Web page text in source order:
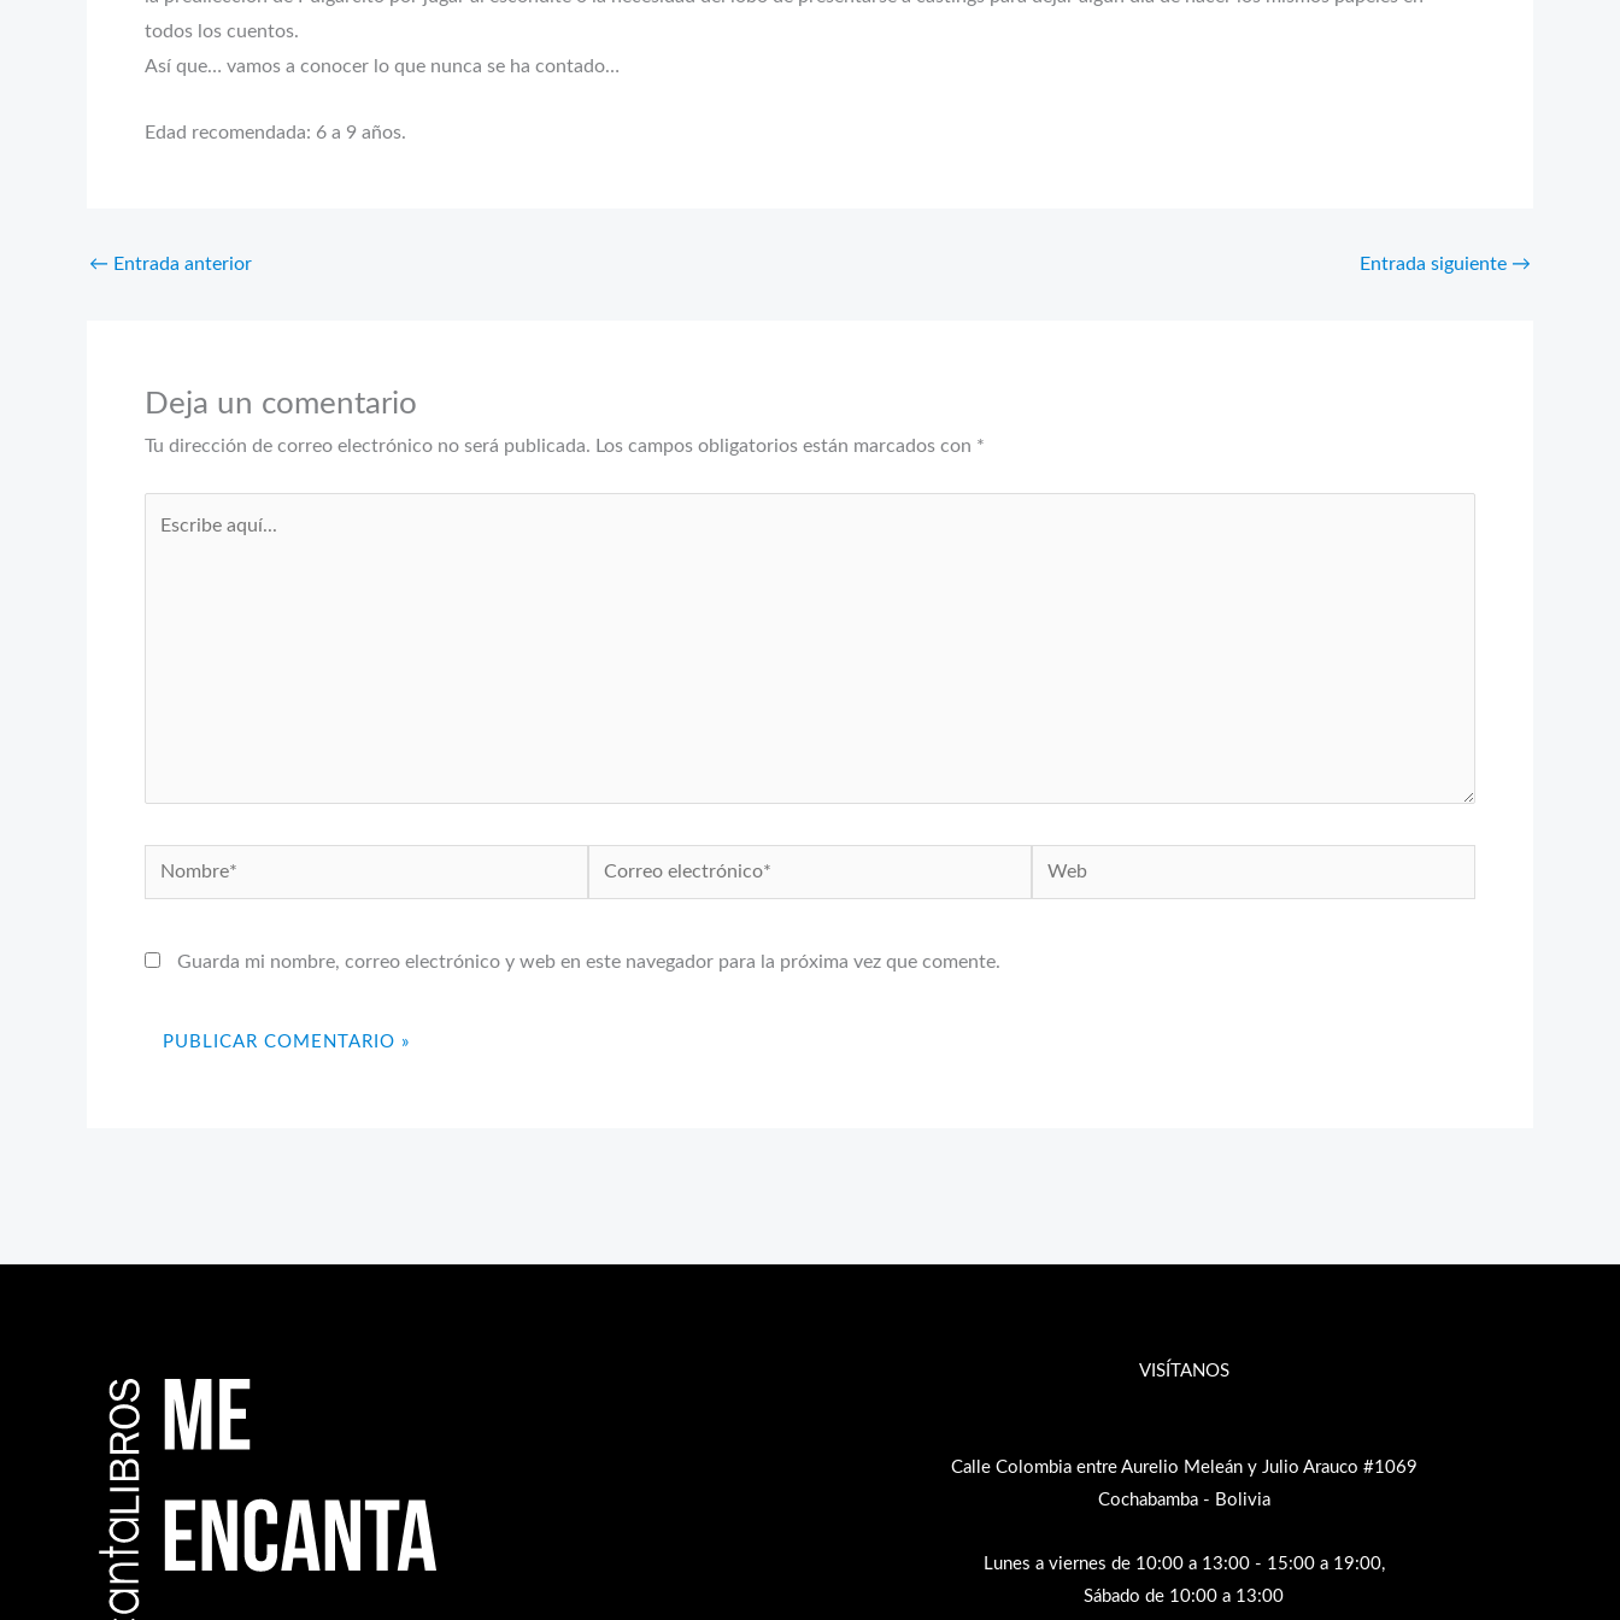
todos los cuentos.
Así que… vamos a conocer lo que nunca se ha contado…
Edad recomendada: 6 a 9 años.
← Entrada anterior Entrada siguiente →
Deja un comentario
Tu dirección de correo electrónico no será publicada. Los campos obligatorios están marcados con *
Nombre*
Correo
electrónico*
Web
Guarda mi nombre, correo electrónico y web en este navegador para la próxima vez que comente.
VISÍTANOS
Calle Colombia entre Aurelio Meleán y Julio Arauco #1069
Cochabamba - Bolivia
Lunes a viernes de 10:00 a 13:00 - 15:00 a 19:00,
Sábado de 10:00 a 13:00